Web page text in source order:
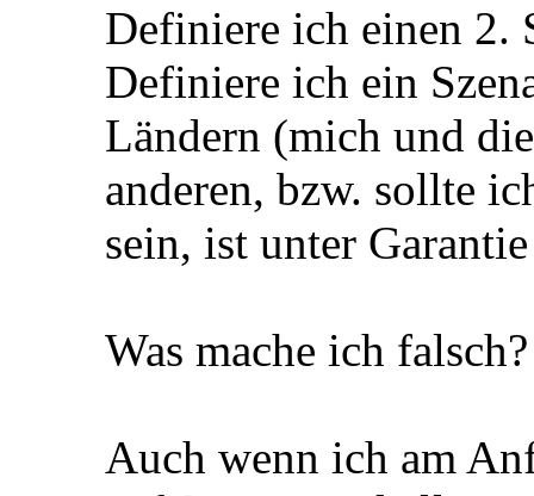
Definiere ich einen 2.
Definiere ich ein
Ländern (mich und
anderen, bzw. sollte
sein, ist unter
Was mache ich falsch?
Auch wenn ich am